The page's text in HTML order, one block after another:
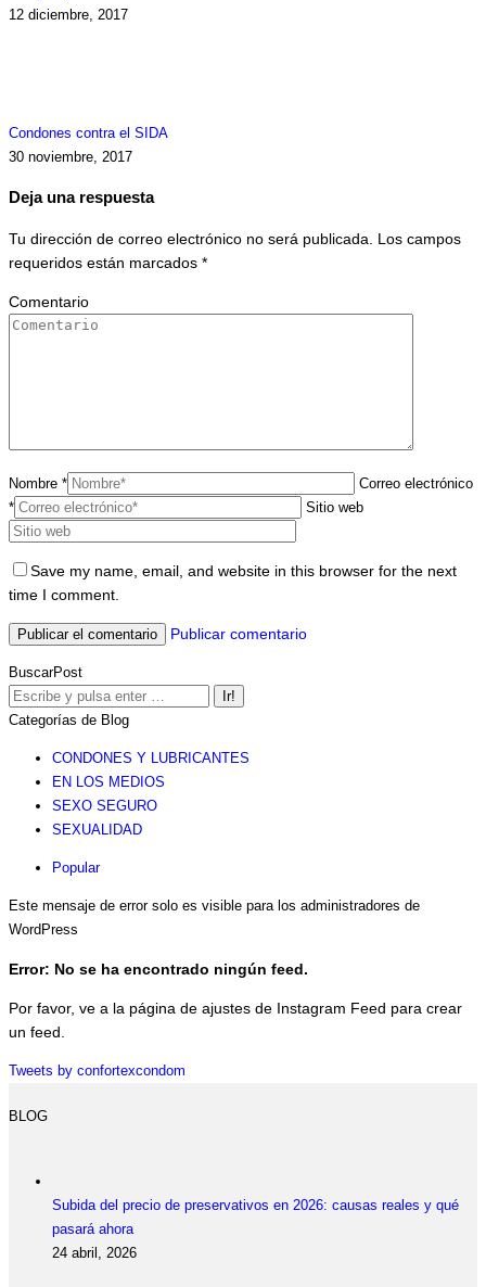
12 diciembre, 2017
Condones contra el SIDA
30 noviembre, 2017
Deja una respuesta
Tu dirección de correo electrónico no será publicada. Los campos
requeridos están marcados *
Comentario
Nombre *
Correo electrónico
*
Sitio web
Save my name, email, and website in this browser for the next
time I comment.
Publicar comentario
BuscarPost
Buscar:
Categorías de Blog
CONDONES Y LUBRICANTES
EN LOS MEDIOS
SEXO SEGURO
SEXUALIDAD
Popular
Este mensaje de error solo es visible para los administradores de
WordPress
Error: No se ha encontrado ningún feed.
Por favor, ve a la página de ajustes de Instagram Feed para crear
un feed.
Tweets by confortexcondom
BLOG
Subida del precio de preservativos en 2026: causas reales y qué
pasará ahora
24 abril, 2026